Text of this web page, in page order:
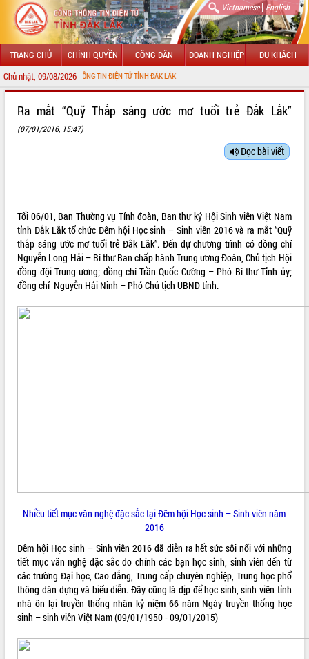
Vietnamese| English
TRANG CHỦ CHÍNH QUYỀN CÔNG DÂN DOANH NGHIỆP DU KHÁCH
Chủ nhật, 09/08/2026
CỔNG THÔNG TIN ĐIỆN TỬ TỈNH ĐẮK LẮK
LÃNH ĐẠO UBND TỈNH
UBND CÁC XÃ, PHƯỜNG
THÔNG TIN CHỈ ĐẠO ĐIỀU HÀNH
HỆ THỐNG VĂN BẢN
VIDEO
Ra mắt “Quỹ Thắp sáng ước mơ tuổi trẻ Đắk Lắk”
(07/01/2016, 15:47)
Đọc bài viết
Tối 06/01, Ban Thường vụ Tỉnh đoàn, Ban thư ký Hội Sinh viên Việt Nam
tỉnh Đắk Lắk tổ chức Đêm hội Học sinh – Sinh viên 2016 và ra mắt “Quỹ
thắp sáng ước mơ tuổi trẻ Đắk Lắk”. Đến dự chương trình có đồng chí
Nguyễn Long Hải – Bí thư Ban chấp hành Trung ương Đoàn, Chủ tịch Hội
đồng đội Trung ương; đồng chí Trần Quốc Cường – Phó Bí thư Tỉnh ủy;
đồng chí Nguyễn Hải Ninh – Phó Chủ tịch UBND tỉnh.
Nhiều tiết mục văn nghệ đặc sắc tại Đêm hội Học sinh – Sinh viên năm
2016
Đêm hội Học sinh – Sinh viên 2016 đã diễn ra hết sức sôi nổi với những
tiết mục văn nghệ đặc sắc do chính các bạn học sinh, sinh viên đến từ
các trường Đại học, Cao đẳng, Trung cấp chuyên nghiệp, Trung học phổ
thông dàn dựng và biểu diễn. Đây cũng là dịp để học sinh, sinh viên tỉnh
nhà ôn lại truyền thống nhân kỷ niệm 66 năm Ngày truyền thống học
sinh – sinh viên Việt Nam (09/01/1950 - 09/01/2015)